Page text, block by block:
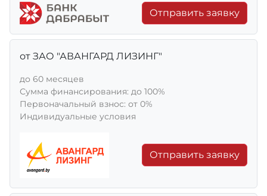
Отправить заявку
от ЗАО "АВАНГАРД ЛИЗИНГ"
до 60 месяцев
Сумма финансирования: до 100%
Первоначальный взнос: от 0%
Индивидуальные условия
Отправить заявку